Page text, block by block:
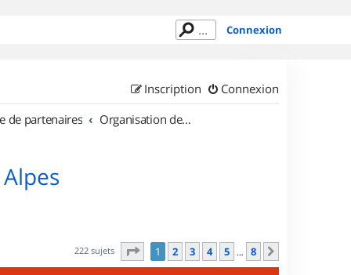
Connexion
Connexion
Inscription
de partenaires Organisation de sorties en région Rhône Alpes
222 sujets Page sur8
1 2 3 4 5 … 8